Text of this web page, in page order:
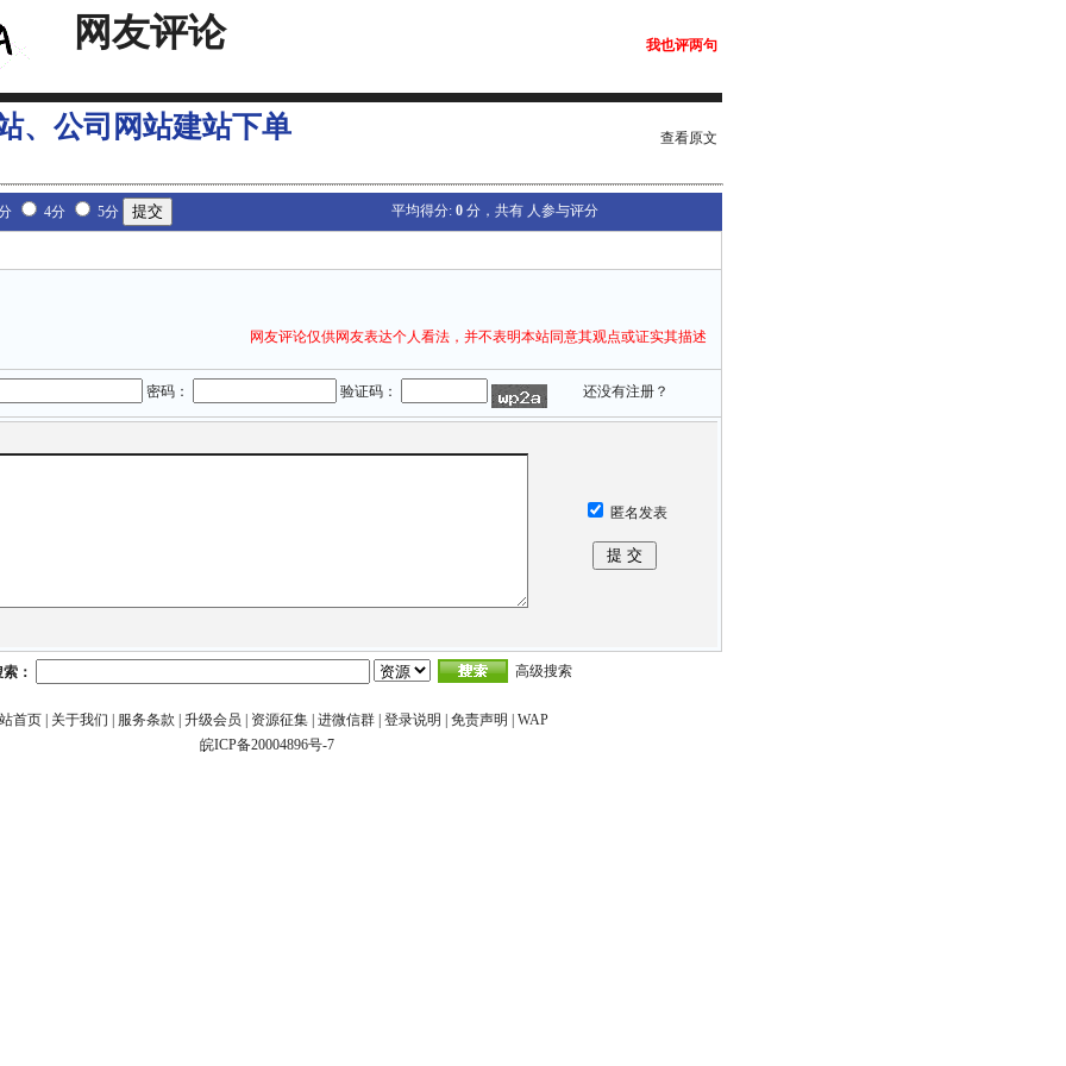
网友评论 我也评两句
、公司网站建站下单 查看原文
4分 5分 平均得分: 0分，共有 人参与评分
网友评论仅供网友表达个人看法，并不表明本站同意其观点或证实其描述
密码： 验证码： 还没有注册？
匿名发表
： 高级搜索
首页 关于我们 服务条款 升级会员 资源征集 进微信群 登录说明 免责声明
WAP
皖ICP备20004896号-7